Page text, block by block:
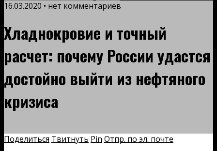
16.03.2020 • нет комментариев
Хладнокровие и точный
расчет: почему России удастся
достойно выйти из нефтяного
кризиса
Поделиться Твитнуть Pin Отпр. по эл. почте